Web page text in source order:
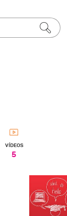
VÍDEOS
5